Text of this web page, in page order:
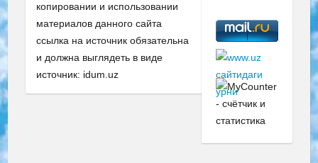
копировании и использовании
материалов данного сайта
ссылка на источник обязательна
и должна выглядеть в виде
источник: idum.uz